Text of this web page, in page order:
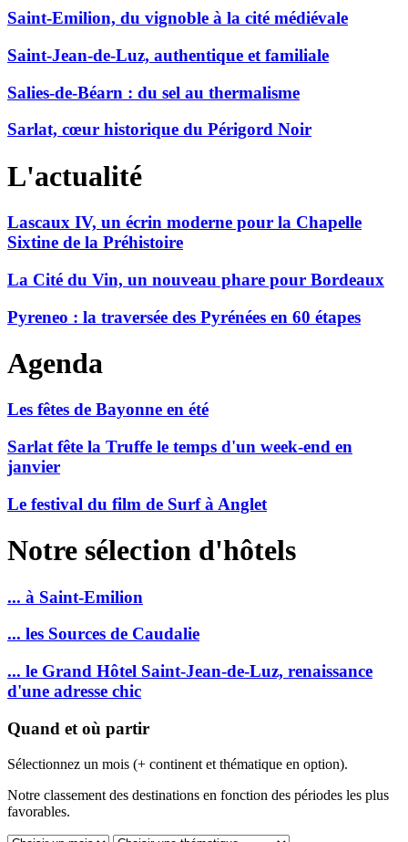
Saint-Emilion, du vignoble à la cité médiévale
Saint-Jean-de-Luz, authentique et familiale
Salies-de-Béarn : du sel au thermalisme
Sarlat, cœur historique du Périgord Noir
L'actualité
Lascaux IV, un écrin moderne pour la Chapelle
Sixtine de la Préhistoire
La Cité du Vin, un nouveau phare pour Bordeaux
Pyreneo : la traversée des Pyrénées en 60 étapes
Agenda
Les fêtes de Bayonne en été
Sarlat fête la Truffe le temps d'un week-end en
janvier
Le festival du film de Surf à Anglet
Notre sélection d'hôtels
... à Saint-Emilion
... les Sources de Caudalie
... le Grand Hôtel Saint-Jean-de-Luz, renaissance
d'une adresse chic
Quand et où partir
Sélectionnez un mois (+ continent et thématique en option).
Notre classement des destinations en fonction des périodes les plus
favorables.